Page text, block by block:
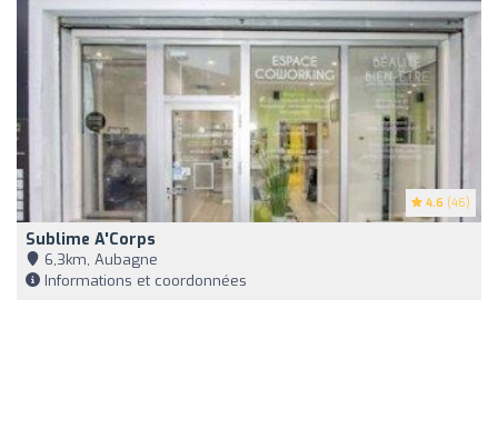
4.6 (46)
Sublime A'Corps
6,3km, Aubagne
Informations et coordonnées